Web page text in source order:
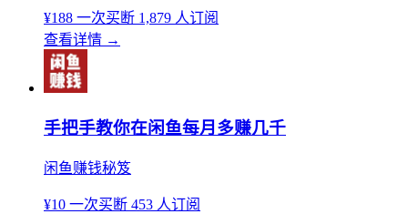
¥188 一次买断 1,879 人订阅
查看详情 →
手把手教你在闲鱼每月多赚几千
闲鱼赚钱秘笈
¥10 一次买断 453 人订阅